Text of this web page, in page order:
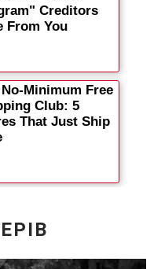
Фотобанк
Пресцентр